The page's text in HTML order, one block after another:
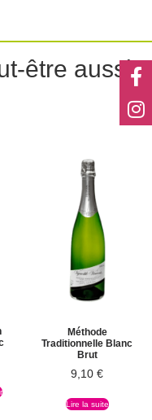
être aussi
Méthode
Traditionnelle Blanc
Brut
9,10 €
Lire la suite